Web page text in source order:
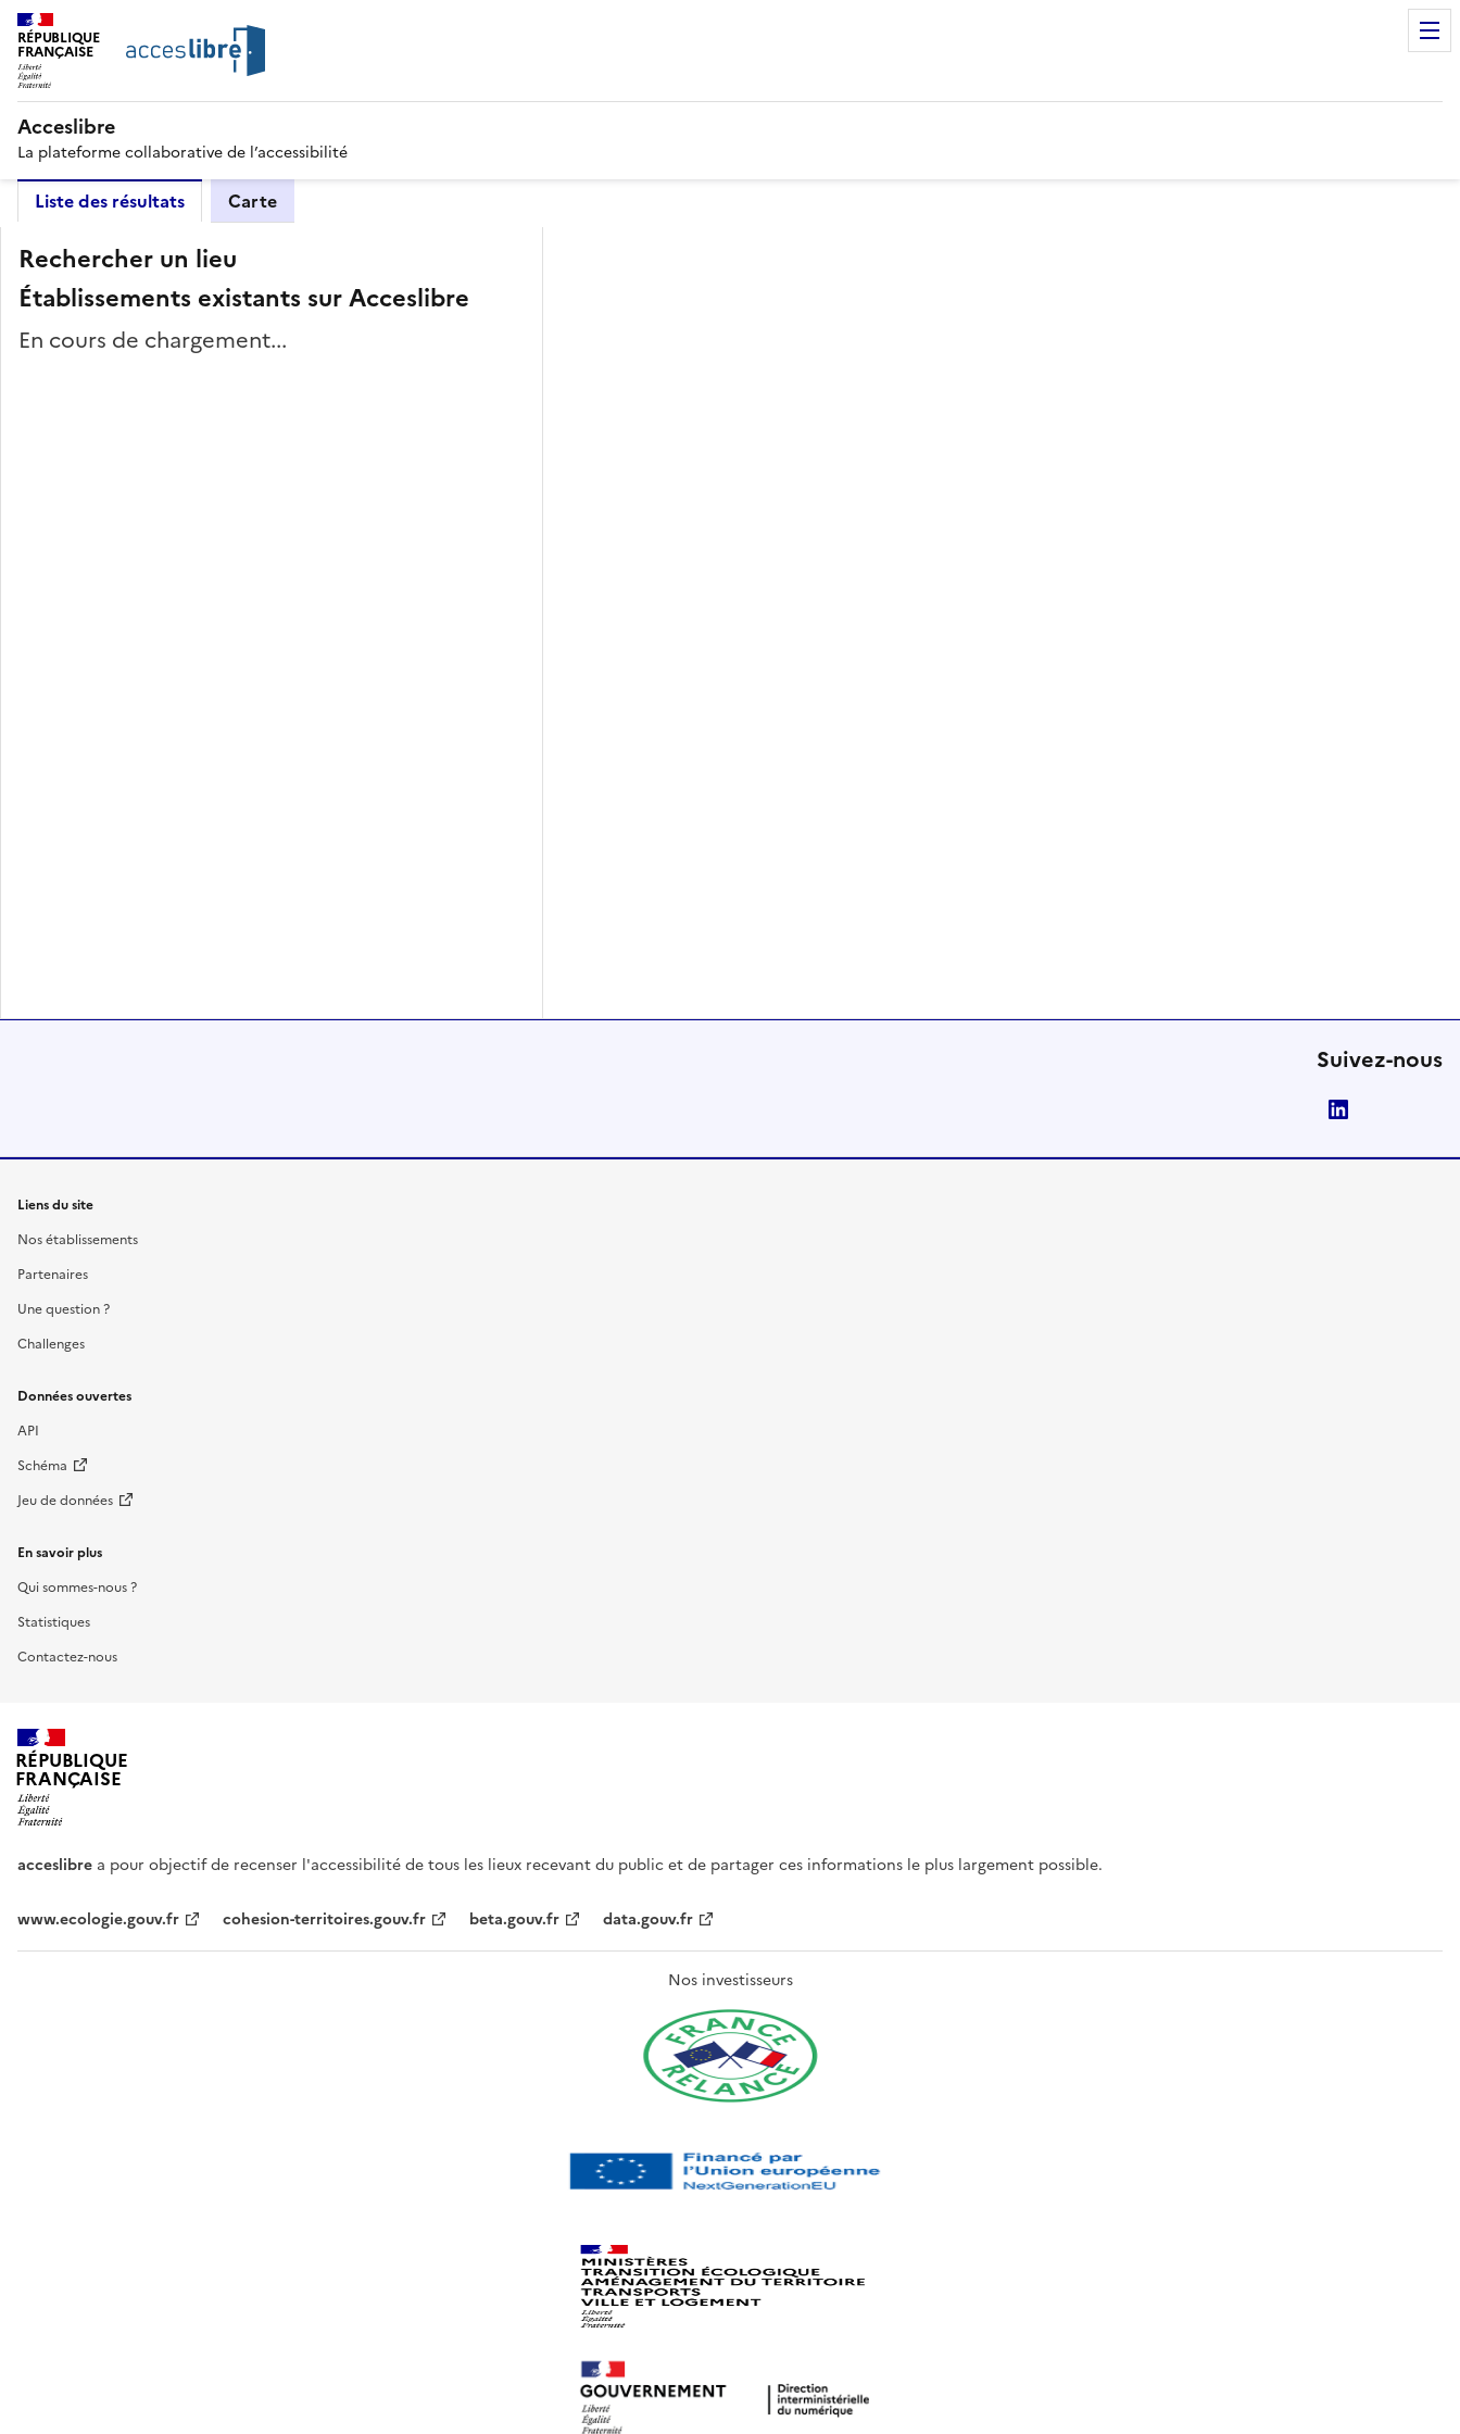
RÉPUBLIQUE
FRANÇAISE
Acceslibre
La plateforme collaborative de l’accessibilité
Liste des résultats Carte
Rechercher un lieu
Établissements existants sur Acceslibre
En cours de chargement...
Suivez-nous
Liens du site
Nos établissements
Partenaires
Une question ?
Challenges
Données ouvertes
API
Schéma
Jeu de données
En savoir plus
Qui sommes-nous ?
Statistiques
Contactez-nous
RÉPUBLIQUE
FRANÇAISE
acceslibre a pour objectif de recenser l'accessibilité de tous les lieux recevant du public et de partager ces informations le plus largement possible.
www.ecologie.gouv.fr cohesion-territoires.gouv.fr beta.gouv.fr data.gouv.fr
Nos investisseurs